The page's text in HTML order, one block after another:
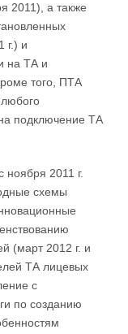
2011), а также
г.) и
на ТА и
того, ПТА
подключение ТА
ноября 2011 г.
схемы
(март 2012 г. и
ТА лицевых
с
по созданию